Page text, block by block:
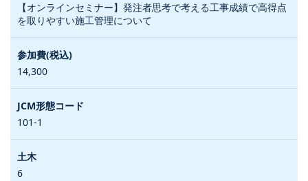
【オンラインセミナー】発注者思考で考える工事成績で高得点
を取りやすい施工管理について
14,300
101-1
6